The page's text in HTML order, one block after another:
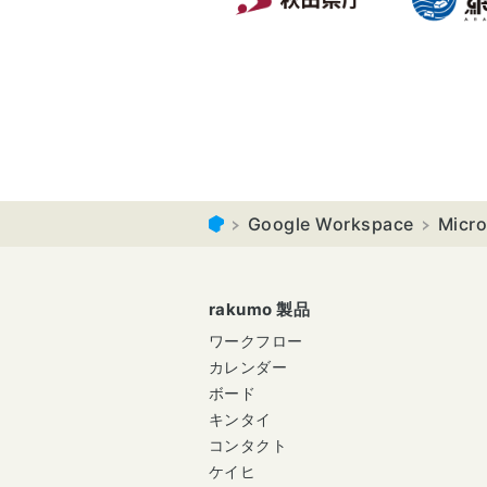
Google Workspace
rakumo 製品
ワークフロー
カレンダー
ボード
キンタイ
コンタクト
ケイヒ